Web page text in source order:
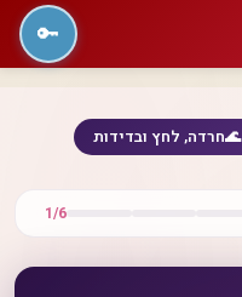
🌊חרדה, לחץ ובדידות
1/6
🔑